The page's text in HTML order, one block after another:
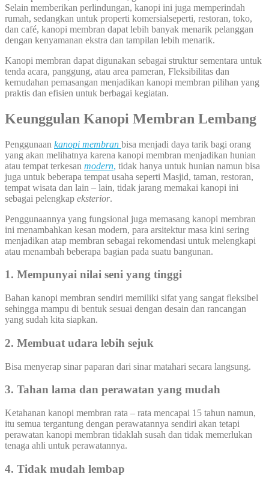
Selain memberikan perlindungan, kanopi ini juga memperindah
rumah, sedangkan untuk properti komersialseperti, restoran, toko,
dan café, kanopi membran dapat lebih banyak menarik pelanggan
dengan kenyamanan ekstra dan tampilan lebih menarik.
Kanopi membran dapat digunakan sebagai struktur sementara untuk
tenda acara, panggung, atau area pameran, Fleksibilitas dan
kemudahan pemasangan menjadikan kanopi membran pilihan yang
praktis dan efisien untuk berbagai kegiatan.
Keunggulan Kanopi Membran Lembang
Penggunaan kanopi membran bisa menjadi daya tarik bagi orang
yang akan melihatnya karena kanopi membran menjadikan hunian
atau tempat terkesan modern, tidak hanya untuk hunian namun bisa
juga untuk beberapa tempat usaha seperti Masjid, taman, restoran,
tempat wisata dan lain – lain, tidak jarang memakai kanopi ini
sebagai pelengkap eksterior.
Penggunaannya yang fungsional juga memasang kanopi membran
ini menambahkan kesan modern, para arsitektur masa kini sering
menjadikan atap membran sebagai rekomendasi untuk melengkapi
atau menambah beberapa bagian pada suatu bangunan.
1. Mempunyai nilai seni yang tinggi
Bahan kanopi membran sendiri memiliki sifat yang sangat fleksibel
sehingga mampu di bentuk sesuai dengan desain dan rancangan
yang sudah kita siapkan.
2. Membuat udara lebih sejuk
Bisa menyerap sinar paparan dari sinar matahari secara langsung.
3. Tahan lama dan perawatan yang mudah
Ketahanan kanopi membran rata – rata mencapai 15 tahun namun,
itu semua tergantung dengan perawatannya sendiri akan tetapi
perawatan kanopi membran tidaklah susah dan tidak memerlukan
tenaga ahli untuk perawatannya.
4. Tidak mudah lembap